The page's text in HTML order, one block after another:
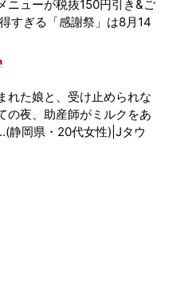
ニューが税抜150円引き&ご
すぎる「感謝祭」は8月14
れた娘と、受け止められな
の夜、助産師がミルクをあ
静岡県・20代女性)|Jタウ